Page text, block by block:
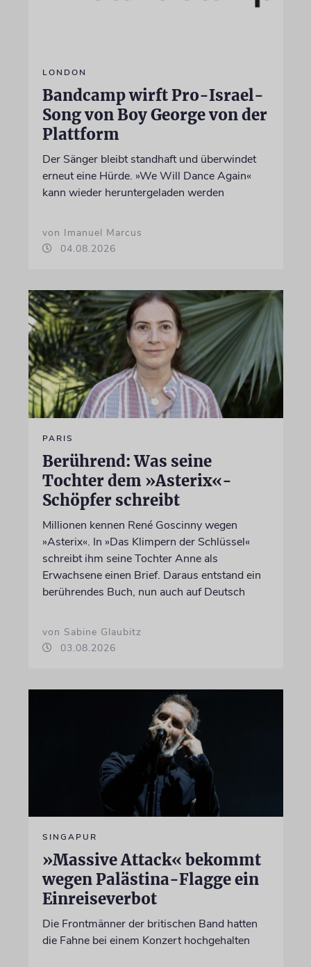
LONDON
Bandcamp wirft Pro-Israel-
Song von Boy George von der
Plattform
Der Sänger bleibt standhaft und überwindet
erneut eine Hürde. »We Will Dance Again«
kann wieder heruntergeladen werden
von Imanuel Marcus
04.08.2026
PARIS
Berührend: Was seine
Tochter dem »Asterix«-
Schöpfer schreibt
Millionen kennen René Goscinny wegen
»Asterix«. In »Das Klimpern der Schlüssel«
schreibt ihm seine Tochter Anne als
Erwachsene einen Brief. Daraus entstand ein
berührendes Buch, nun auch auf Deutsch
von Sabine Glaubitz
03.08.2026
SINGAPUR
»Massive Attack« bekommt
wegen Palästina-Flagge ein
Einreiseverbot
Die Frontmänner der britischen Band hatten
die Fahne bei einem Konzert hochgehalten